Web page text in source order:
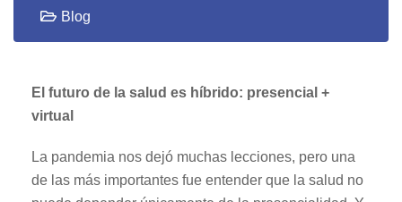
Blog
El futuro de la salud es híbrido: presencial +
virtual
La pandemia nos dejó muchas lecciones, pero una
de las más importantes fue entender que la salud no